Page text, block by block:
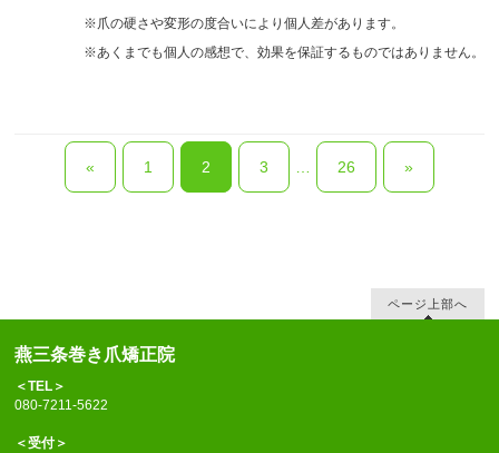
※爪の硬さや変形の度合いにより個人差があります。
※あくまでも個人の感想で、効果を保証するものではありません。
« 1 2 3 26 »
ページ上部へ
燕三条巻き爪矯正院
＜TEL＞
080-7211-5622
＜受付＞